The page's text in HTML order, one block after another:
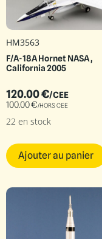
HM3563
F/A-18A Hornet NASA ,
California 2005
120.00€/CEE
100.00€/HORS CEE
22 en stock
Ajouter au panier